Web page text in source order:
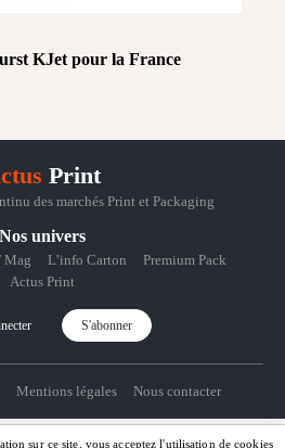
KJet pour la France
Print
des marchés Print et Packaging
Nos univers
Mag L’info Carton
Premium Pack
Actus Print
S'abonner
Mentions légales Nous contacter
sur ce site, vous acceptez l'utilisation de cookies